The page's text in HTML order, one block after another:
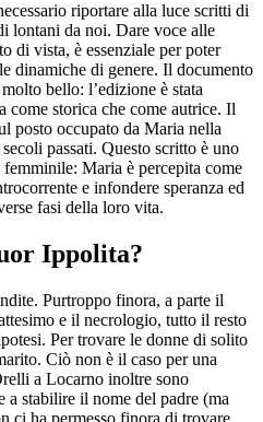
riportare alla luce scritti di
lontani da noi. Dare voce alle
di vista, è essenziale per poter
dinamiche di genere. Il documento
bello: l’edizione è stata
come storica che come autrice. Il
posto occupato da Maria nella
passati. Questo scritto è uno
Maria è percepita come
e infondere speranza ed
fasi della loro vita.
Ippolita?
Purtroppo finora, a parte il
e il necrologio, tutto il resto
Per trovare le donne di solito
Ciò non è il caso per una
a Locarno inoltre sono
a stabilire il nome del padre (ma